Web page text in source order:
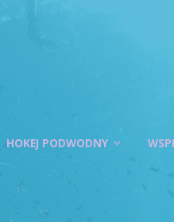
HOKEJ PODWODNY